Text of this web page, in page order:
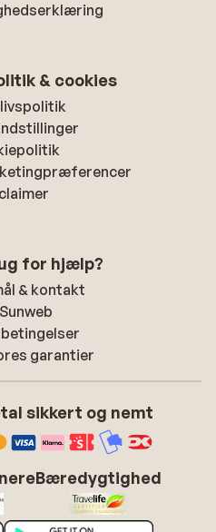
& cookies
for hjælp?
& kontakt
garantier
sikkert og nemt
Bæredygtighed